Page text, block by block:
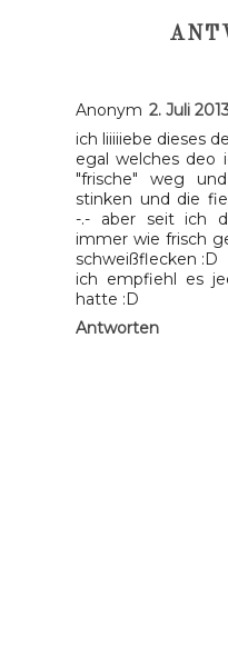
Anonym 2. Juli
ich liiiiiebe dieses
egal welches deo
"frische" weg
stinken und die
-.- aber seit ich
immer wie frisch
schweißflecken :D
ich empfiehl es
hatte :D
Antworten